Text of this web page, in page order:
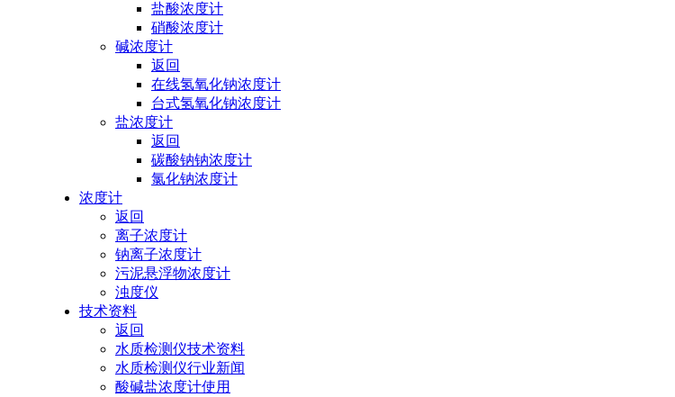
盐酸浓度计
硝酸浓度计
碱浓度计
返回
在线氢氧化钠浓度计
台式氢氧化钠浓度计
盐浓度计
返回
碳酸钠钠浓度计
氯化钠浓度计
浓度计
返回
离子浓度计
钠离子浓度计
污泥悬浮物浓度计
浊度仪
技术资料
返回
水质检测仪技术资料
水质检测仪行业新闻
酸碱盐浓度计使用